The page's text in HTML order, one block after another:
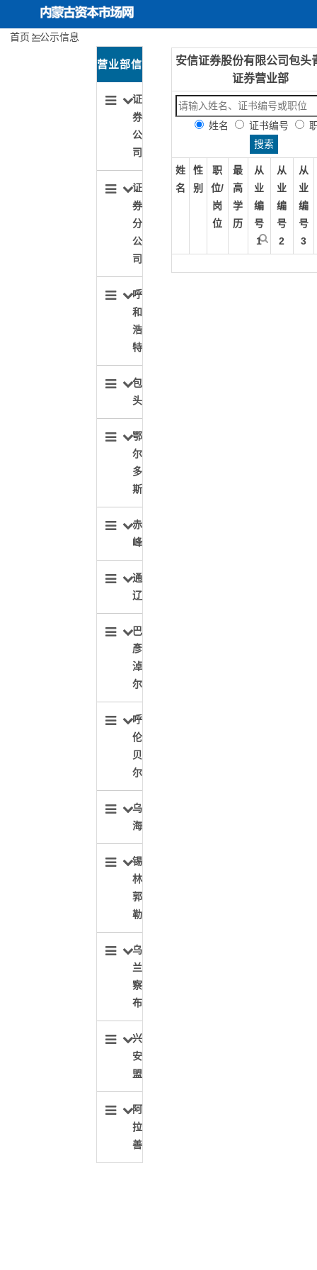
内蒙古资本市场网 首页 关于协会
协会动态
投资者保护
行业文化建设
期货服务实体经济
首页 公示信息
营业部信
息导航证
券
公
司
证
券
分
公
司
呼
和
浩
特
包
头
鄂
尔
多
斯
赤
峰
通
辽
巴
彥
淖
尔
呼
伦
贝
尔
乌
海
锡
林
郭
勒
乌
兰
察
布
兴
安
盟
阿
拉
善
安信证券股份有限公司包头
证券营业部
姓名 证书编号
姓
名
性
别
职
位/
岗
位
最
高
学
历
从
业
编
号
1
从
业
编
号
2
从
业
编
号
3